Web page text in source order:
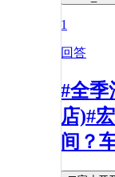
1
回答
#全季
店)#
间？